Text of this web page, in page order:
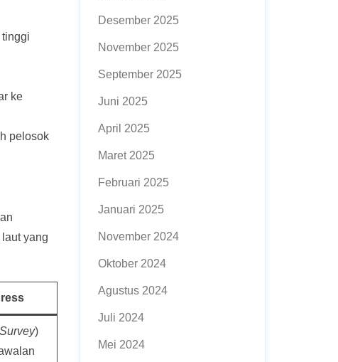
ke
pelosok
yang
)
Desember 2025
November 2025
September 2025
Juni 2025
April 2025
Maret 2025
Februari 2025
Januari 2025
November 2024
Oktober 2024
Agustus 2024
Juli 2024
Mei 2024